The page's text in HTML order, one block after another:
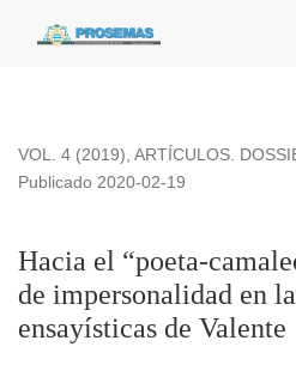
Hacia el “poeta-camaleón”:
VOL. 4 (2019), ARTÍCULOS.
Hacia el “poeta-
de impersonalidad en
ensayísticas de Valente
Publicado 2020-02-19